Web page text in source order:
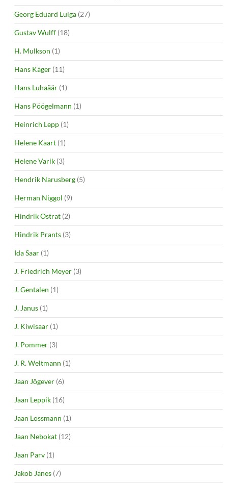
Georg Eduard Luiga (27)
Gustav Wulff (18)
H. Mulkson (1)
Hans Käger (11)
Hans Luhaäär (1)
Hans Pöögelmann (1)
Heinrich Lepp (1)
Helene Kaart (1)
Helene Varik (3)
Hendrik Narusberg (5)
Herman Niggol (9)
Hindrik Ostrat (2)
Hindrik Prants (3)
Ida Saar (1)
J. Friedrich Meyer (3)
J. Gentalen (1)
J. Janus (1)
J. Kiwisaar (1)
J. Pommer (3)
J. R. Weltmann (1)
Jaan Jõgever (6)
Jaan Leppik (16)
Jaan Lossmann (1)
Jaan Nebokat (12)
Jaan Parv (1)
Jakob Jänes (7)